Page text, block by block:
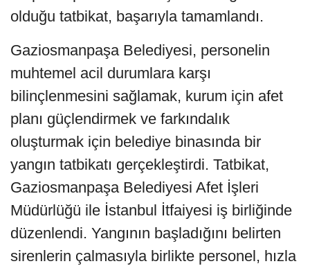
olduğu tatbikat, başarıyla tamamlandı.
Gaziosmanpaşa Belediyesi, personelin
muhtemel acil durumlara karşı
bilinçlenmesini sağlamak, kurum için afet
planı güçlendirmek ve farkındalık
oluşturmak için belediye binasında bir
yangın tatbikatı gerçekleştirdi. Tatbikat,
Gaziosmanpaşa Belediyesi Afet İşleri
Müdürlüğü ile İstanbul İtfaiyesi iş birliğinde
düzenlendi. Yangının başladığını belirten
sirenlerin çalmasıyla birlikte personel, hızla